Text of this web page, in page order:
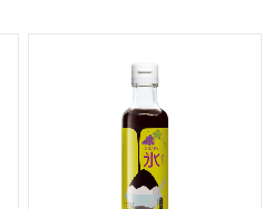
ドリンクカップ・ストロー